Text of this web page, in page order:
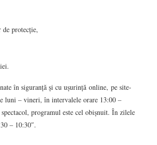
protecție,
în siguranță și cu ușurință online, pe site-
luni – vineri, în intervalele orare 13:00 –
programul este cel obișnuit. În zilele
– 10:30″.